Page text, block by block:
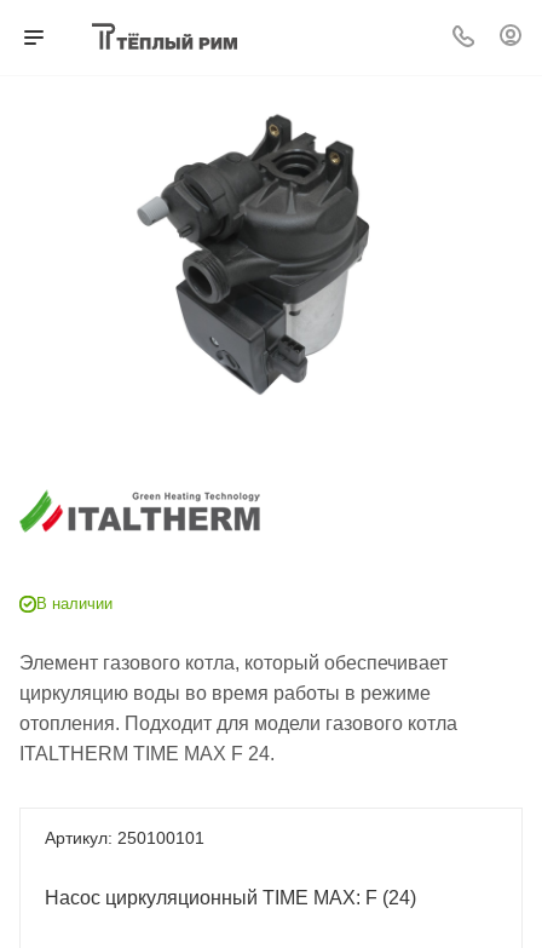
В наличии
Элемент газового котла, который обеспечивает
циркуляцию воды во время работы в режиме
отопления. Подходит для модели газового котла
ITALTHERM TIME MAX F 24.
250100101
Насос циркуляционный TIME MAX: F (24)